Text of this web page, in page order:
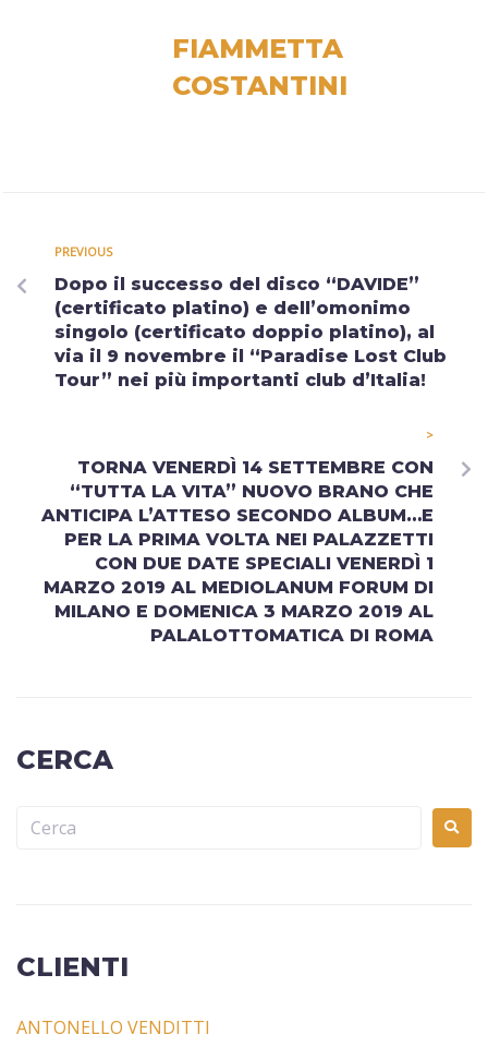
FIAMMETTA
COSTANTINI
PREVIOUS
Dopo il successo del disco “DAVIDE”
(certificato platino) e dell’omonimo
singolo (certificato doppio platino), al
via il 9 novembre il “Paradise Lost Club
Tour” nei più importanti club d’Italia!
>
TORNA VENERDÌ 14 SETTEMBRE CON
“TUTTA LA VITA” NUOVO BRANO CHE
ANTICIPA L’ATTESO SECONDO ALBUM…E
PER LA PRIMA VOLTA NEI PALAZZETTI
CON DUE DATE SPECIALI VENERDÌ 1
MARZO 2019 AL MEDIOLANUM FORUM DI
MILANO E DOMENICA 3 MARZO 2019 AL
PALALOTTOMATICA DI ROMA
CERCA
CLIENTI
ANTONELLO VENDITTI